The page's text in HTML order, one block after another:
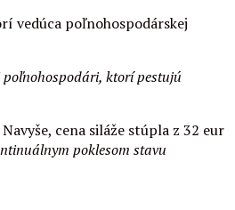
vedúca poľnohospodárskej
poľnohospodári, ktorí pestujú
cena siláže stúpla z 32 eur
poklesom stavu